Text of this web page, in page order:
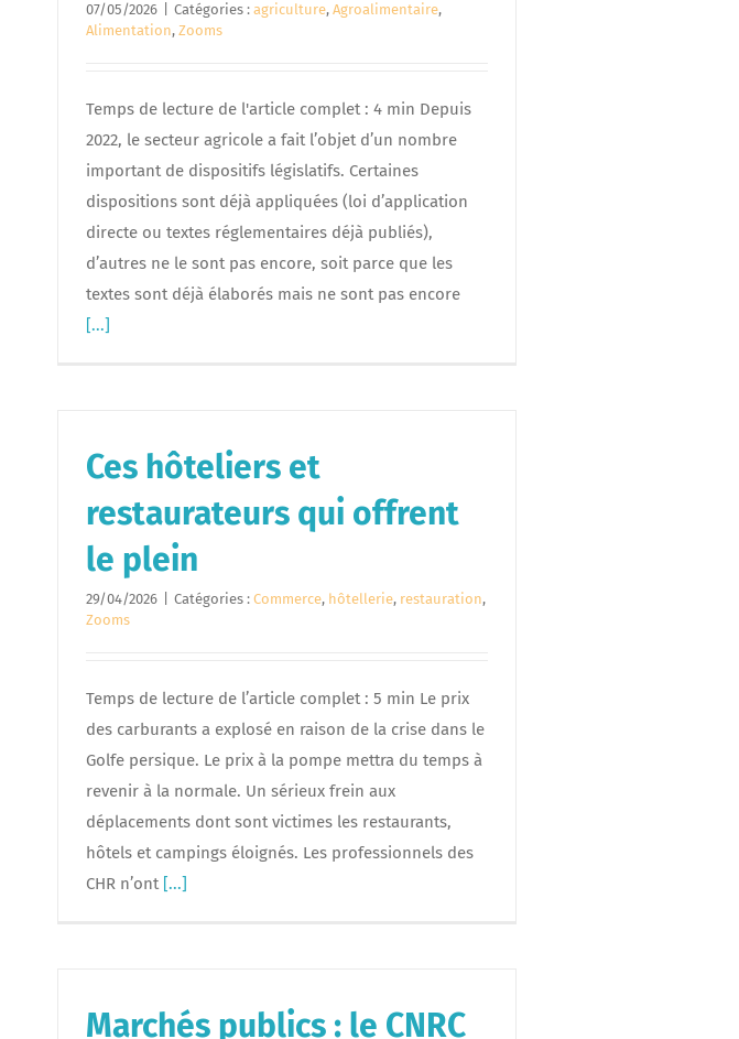
07/05/2026 Catégories : agriculture, Agroalimentaire,
Alimentation, Zooms
Temps de lecture de l'article complet : 4 min Depuis
2022, le secteur agricole a fait l’objet d’un nombre
important de dispositifs législatifs. Certaines
dispositions sont déjà appliquées (loi d’application
directe ou textes réglementaires déjà publiés),
d’autres ne le sont pas encore, soit parce que les
textes sont déjà élaborés mais ne sont pas encore
[...]
Ces hôteliers et
restaurateurs qui offrent
le plein
29/04/2026 Catégories : Commerce, hôtellerie, restauration,
Zooms
Temps de lecture de l’article complet : 5 min Le prix
des carburants a explosé en raison de la crise dans le
Golfe persique. Le prix à la pompe mettra du temps à
revenir à la normale. Un sérieux frein aux
déplacements dont sont victimes les restaurants,
hôtels et campings éloignés. Les professionnels des
CHR n’ont [...]
Marchés publics : le CNRC